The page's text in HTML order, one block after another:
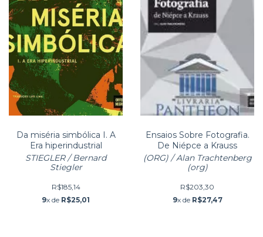
Da miséria simbólica I. A
Era hiperindustrial
STIEGLER / Bernard
Stiegler
R$185,14
9x de R$25,01
Ensaios Sobre Fotografia.
De Niépce a Krauss
(ORG) / Alan Trachtenberg
(org)
R$203,30
9x de R$27,47